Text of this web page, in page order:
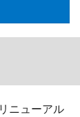
ニューアル